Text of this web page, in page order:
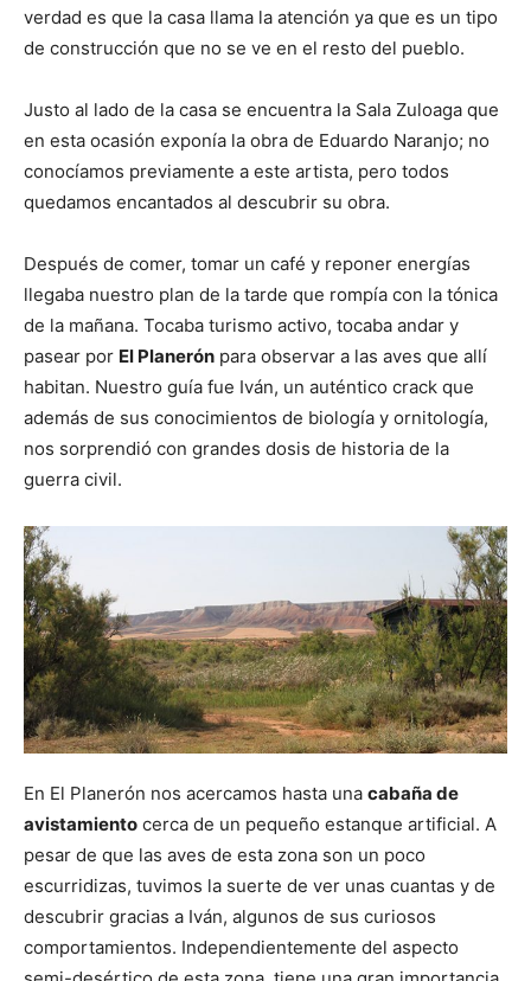
verdad es que la casa llama la atención ya que es un tipo
de construcción que no se ve en el resto del pueblo.
Justo al lado de la casa se encuentra la Sala Zuloaga que
en esta ocasión exponía la obra de Eduardo Naranjo; no
conocíamos previamente a este artista, pero todos
quedamos encantados al descubrir su obra.
Después de comer, tomar un café y reponer energías
llegaba nuestro plan de la tarde que rompía con la tónica
de la mañana. Tocaba turismo activo, tocaba andar y
pasear por El Planerón para observar a las aves que allí
habitan. Nuestro guía fue Iván, un auténtico crack que
además de sus conocimientos de biología y ornitología,
nos sorprendió con grandes dosis de historia de la
guerra civil.
En El Planerón nos acercamos hasta una cabaña de
avistamiento cerca de un pequeño estanque artificial. A
pesar de que las aves de esta zona son un poco
escurridizas, tuvimos la suerte de ver unas cuantas y de
descubrir gracias a Iván, algunos de sus curiosos
comportamientos. Independientemente del aspecto